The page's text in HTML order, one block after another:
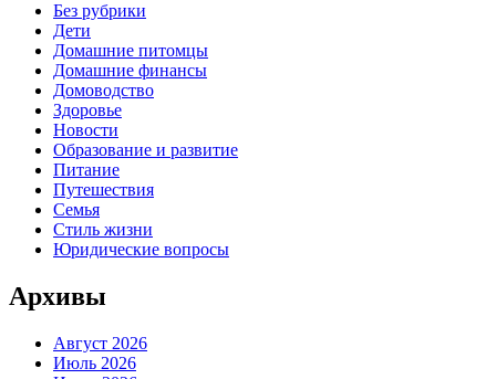
Без рубрики
Дети
Домашние питомцы
Домашние финансы
Домоводство
Здоровье
Новости
Образование и развитие
Питание
Путешествия
Семья
Стиль жизни
Юридические вопросы
Архивы
Август 2026
Июль 2026